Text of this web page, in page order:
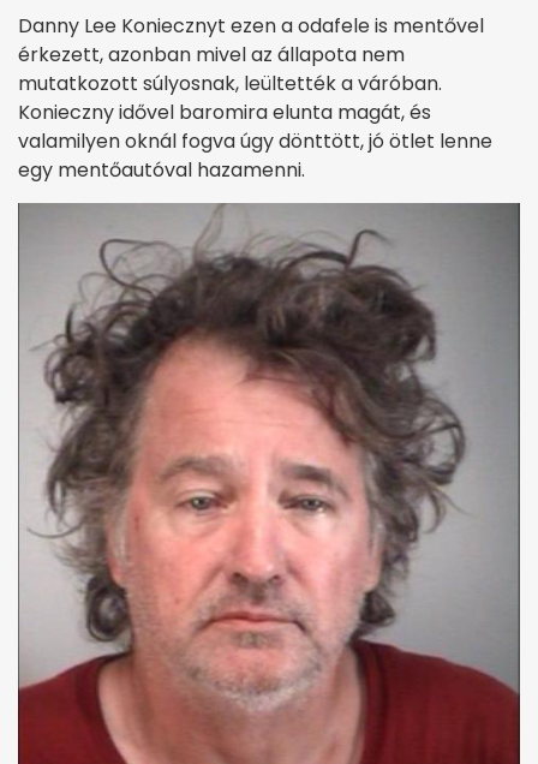
Danny Lee Koniecznyt ezen a odafele is mentővel
érkezett, azonban mivel az állapota nem
mutatkozott súlyosnak, leültették a váróban.
Konieczny idővel baromira elunta magát, és
valamilyen oknál fogva úgy dönttött, jó ötlet lenne
egy mentőautóval hazamenni.